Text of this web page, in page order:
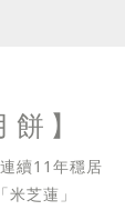
】
續11年穩居
芝蓮」